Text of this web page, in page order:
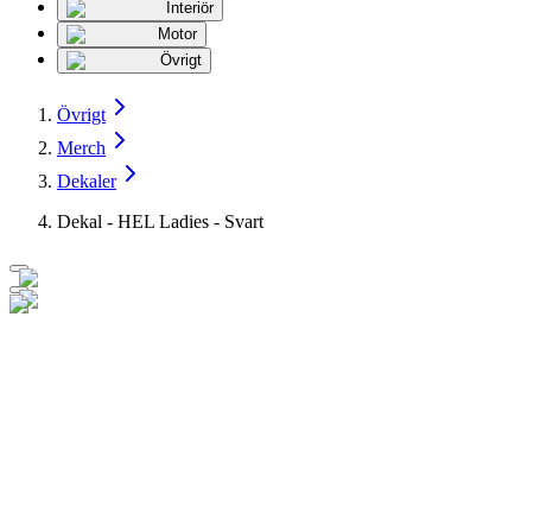
Interiör
Motor
Övrigt
Övrigt
Merch
Dekaler
Dekal - HEL Ladies - Svart